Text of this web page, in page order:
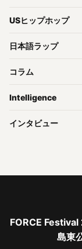
USヒップホップ
日本語ラップ
コラム
Intelligence
インタビュー
FORCE
島東